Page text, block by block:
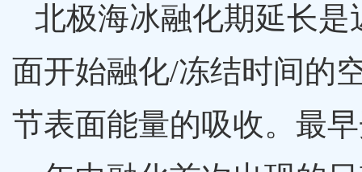
北极海冰融化期延长
面开始融化/冻结时间的
节表面能量的吸收。最